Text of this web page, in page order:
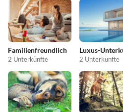
Familienfreundlich
2 Unterkünfte
Luxus-
2 Unterkünfte